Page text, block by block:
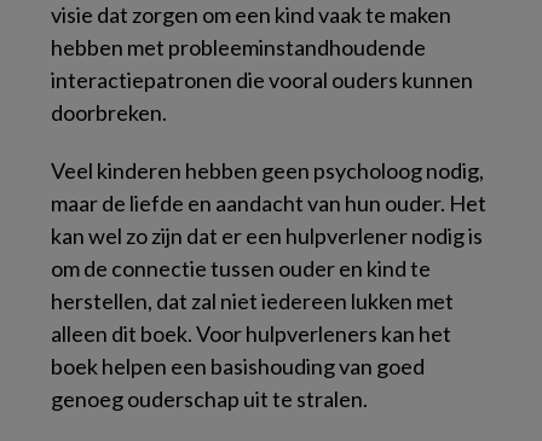
visie dat zorgen om een kind vaak te maken
hebben met probleeminstandhoudende
interactiepatronen die vooral ouders kunnen
doorbreken.
Veel kinderen hebben geen psycholoog nodig,
maar de liefde en aandacht van hun ouder. Het
kan wel zo zijn dat er een hulpverlener nodig is
om de connectie tussen ouder en kind te
herstellen, dat zal niet iedereen lukken met
alleen dit boek. Voor hulpverleners kan het
boek helpen een basishouding van goed
genoeg ouderschap uit te stralen.